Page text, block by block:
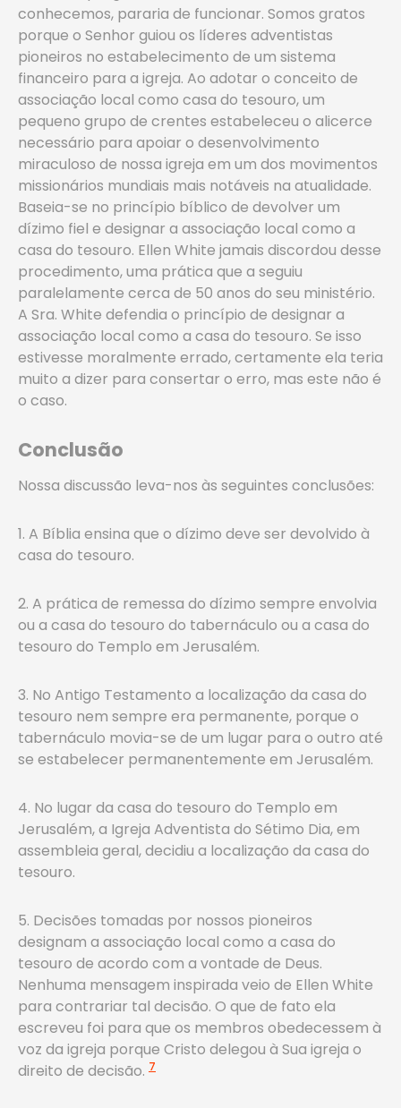
conhecemos, pararia de funcionar. Somos gratos
porque o Senhor guiou os líderes adventistas
pioneiros no estabelecimento de um sistema
financeiro para a igreja. Ao adotar o conceito de
associação local como casa do tesouro, um
pequeno grupo de crentes estabeleceu o alicerce
necessário para apoiar o desenvolvimento
miraculoso de nossa igreja em um dos movimentos
missionários mundiais mais notáveis na atualidade.
Baseia-se no princípio bíblico de devolver um
dízimo fiel e designar a associação local como a
casa do tesouro. Ellen White jamais discordou desse
procedimento, uma prática que a seguiu
paralelamente cerca de 50 anos do seu ministério.
A Sra. White defendia o princípio de designar a
associação local como a casa do tesouro. Se isso
estivesse moralmente errado, certamente ela teria
muito a dizer para consertar o erro, mas este não é
o caso.
Conclusão
Nossa discussão leva-nos às seguintes conclusões:
1. A Bíblia ensina que o dízimo deve ser devolvido à
casa do tesouro.
2. A prática de remessa do dízimo sempre envolvia
ou a casa do tesouro do tabernáculo ou a casa do
tesouro do Templo em Jerusalém.
3. No Antigo Testamento a localização da casa do
tesouro nem sempre era permanente, porque o
tabernáculo movia-se de um lugar para o outro até
se estabelecer permanentemente em Jerusalém.
4. No lugar da casa do tesouro do Templo em
Jerusalém, a Igreja Adventista do Sétimo Dia, em
assembleia geral, decidiu a localização da casa do
tesouro.
5. Decisões tomadas por nossos pioneiros
designam a associação local como a casa do
tesouro de acordo com a vontade de Deus.
Nenhuma mensagem inspirada veio de Ellen White
para contrariar tal decisão. O que de fato ela
escreveu foi para que os membros obedecessem à
voz da igreja porque Cristo delegou à Sua igreja o
direito de decisão. 7